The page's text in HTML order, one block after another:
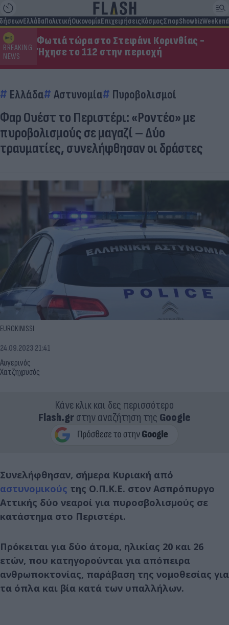
ΕλλάδαΠολιτικήΟικονομίαΕπιχειρήσειςΚόσμοςΣπορShowbizWeekend
BREAKING
NEWS
Φωτιά τώρα στο Στεφάνι Κορινθίας -
Ήχησε το 112 στην περιοχή
Ελλάδα Αστυνομία Πυροβολισμοί
Φαρ Ουέστ το Περιστέρι: «Ροντέο» με
πυροβολισμούς σε μαγαζί – Δύο
τραυματίες, συνελήφθησαν οι δράστες
EUROKINISSI
Αυγερινός
Χατζηχρυσός
24.09.2023 21:41
Κάνε κλικ και δες περισσότερο
Flash.grστην αναζήτηση της Google
Συνελήφθησαν, σήμερα Κυριακή από
αστυνομικούς της Ο.Π.Κ.Ε. στον Ασπρόπυργο
Αττικής δύο νεαροί για πυροσβολισμούς σε
κατάστημα στο Περιστέρι.
Πρόκειται για δύο άτομα, ηλικίας 20 και 26
ετών, που κατηγορούνται για απόπειρα
ανθρωποκτονίας, παράβαση της νομοθεσίας για
τα όπλα και βία κατά των υπαλλήλων.